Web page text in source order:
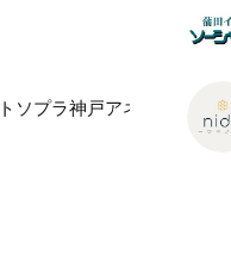
ソプラ神戸アネッサ